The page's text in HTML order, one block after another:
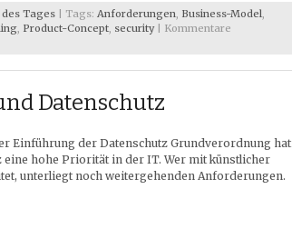
Tages | Tags: Anforderungen, Business-Model,
, Product-Concept, security| Kommentare
Datenschutz
Einführung der Datenschutz Grundverordnung hat
eine hohe Priorität in der IT. Wer mit künstlicher
unterliegt noch weitergehenden Anforderungen.